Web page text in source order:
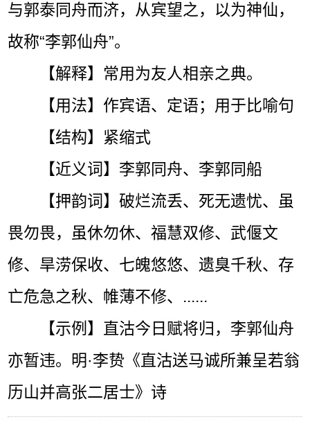
与郭泰同舟而济，从宾望之，以为神仙，
故称“李郭仙舟”。
【解释】常用为友人相亲之典。
【用法】作宾语、定语；用于比喻句
【结构】紧缩式
【近义词】李郭同舟、李郭同船
【押韵词】破烂流丢、死无遗忧、虽
畏勿畏，虽休勿休、福慧双修、武偃文
修、旱涝保收、七魄悠悠、遗臭千秋、存
亡危急之秋、帷薄不修、......
【示例】直沽今日赋将归，李郭仙舟
亦暂违。明·李贽《直沽送马诚所兼呈若翁
历山并高张二居士》诗